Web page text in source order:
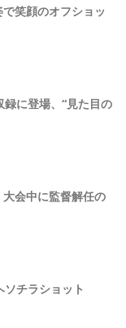
で笑顔のオフショッ
録に登場、“見た目の
大会中に監督解任の
ソチラショット